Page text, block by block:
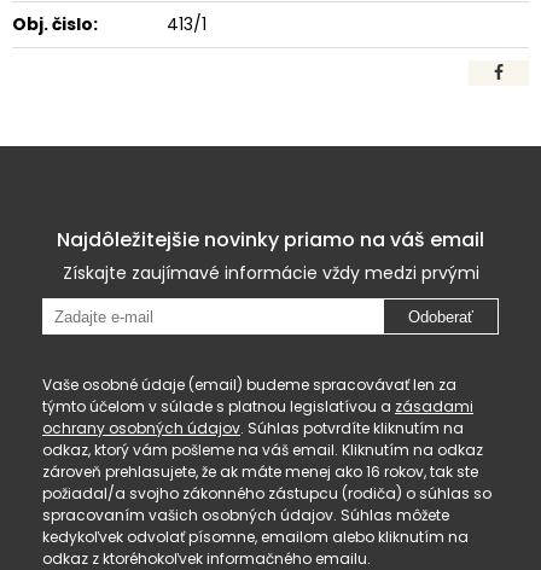
Obj. čislo: 413/1
Najdôležitejšie novinky priamo na váš email
Získajte zaujímavé informácie vždy medzi prvými
Odoberať
Vaše osobné údaje (email) budeme spracovávať len za
týmto účelom v súlade s platnou legislatívou a zásadami
ochrany osobných údajov. Súhlas potvrdíte kliknutím na
odkaz, ktorý vám pošleme na váš email. Kliknutím na odkaz
zároveň prehlasujete, že ak máte menej ako 16 rokov, tak ste
požiadal/a svojho zákonného zástupcu (rodiča) o súhlas so
spracovaním vašich osobných údajov. Súhlas môžete
kedykoľvek odvolať písomne, emailom alebo kliknutím na
odkaz z ktoréhokoľvek informačného emailu.